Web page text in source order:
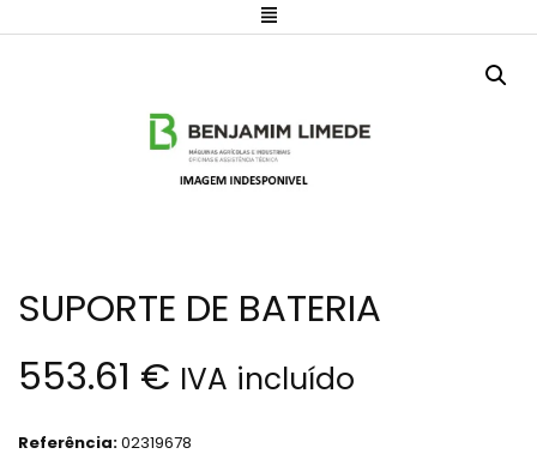
SUPORTE DE BATERIA
553.61 € IVA incluído
Referência:02319678